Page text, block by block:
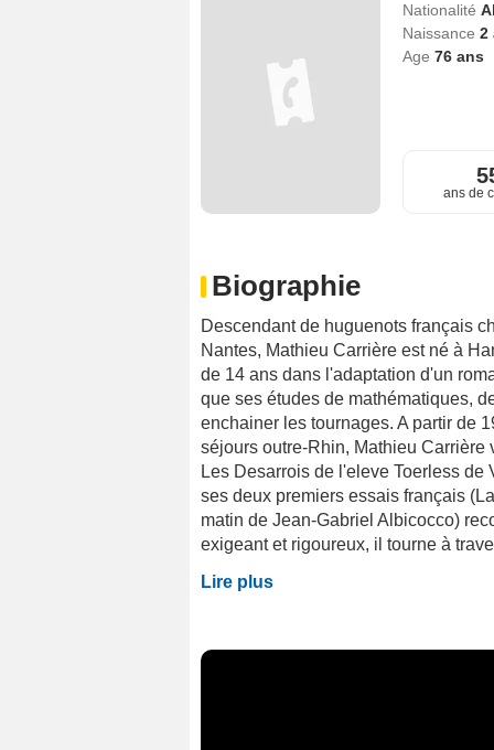
Nationalité
Naissance 2
Age 76ans
ans de
Biographie
Descendant de huguenots français
Nantes, Mathieu Carrière est né à
de 14 ans dans l'adaptation d'un
que ses études de mathématiques,
enchainer les tournages. A partir de
séjours outre-Rhin, Mathieu
Les Desarrois de l'eleve Toerless
ses deux premiers essais français
matin de Jean-Gabriel Albicocco)
exigeant et rigoureux, il tourne à
Lire plus